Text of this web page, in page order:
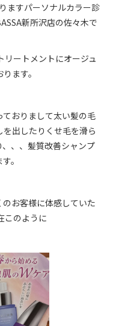
ますパーソナルカラー診
新所沢店の佐々木で
リートメントにオージュ
ます。
おりまして太い髪の毛
出したりくせ毛を滑ら
、、髪質改善シャンプ
。
お客様に体感していた
このように